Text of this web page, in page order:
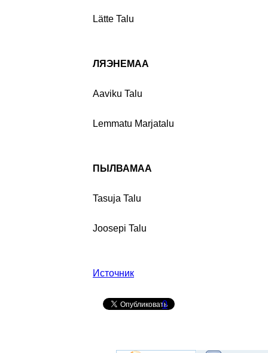
Lätte Talu
ЛЯЭНЕМАА
Aaviku Talu
Lemmatu Marjatalu
ПЫЛВАМАА
Tasuja Talu
Joosepi Talu
Источник
0